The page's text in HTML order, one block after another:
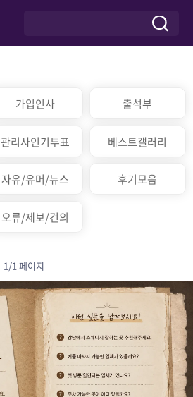
가입인사 출석부
관리사인기투표 베스트갤러리
자유/유머/뉴스 후기모음
오류/제보/건의
1/1 페이지